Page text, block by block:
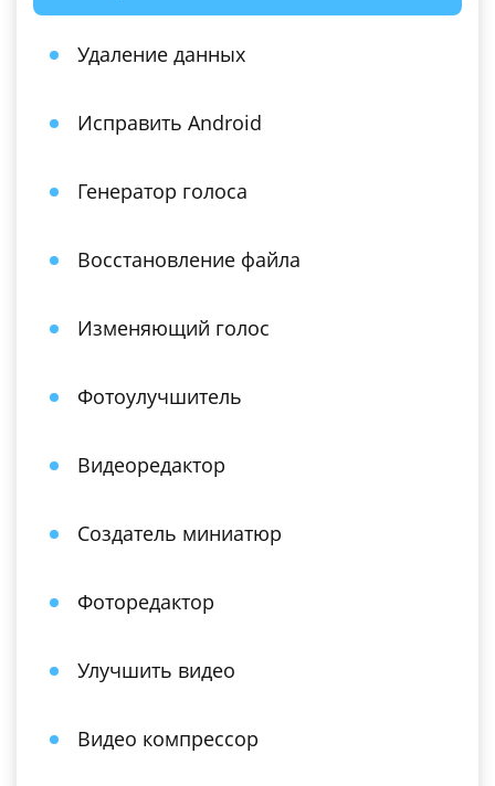
Удаление данных
Исправить Android
Генератор голоса
Восстановление файла
Изменяющий голос
Фотоулучшитель
Видеоредактор
Создатель миниатюр
Фоторедактор
Улучшить видео
Видео компрессор